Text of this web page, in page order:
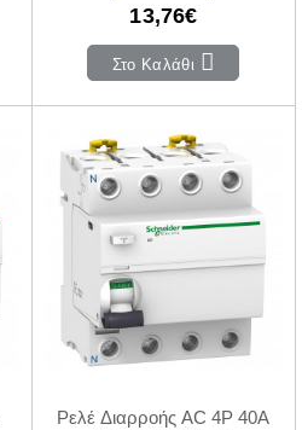
13,76€
Στο Καλάθι
Ρελέ Διαρροής AC 4P 40A